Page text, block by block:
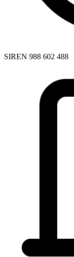
SIREN 988 602 488